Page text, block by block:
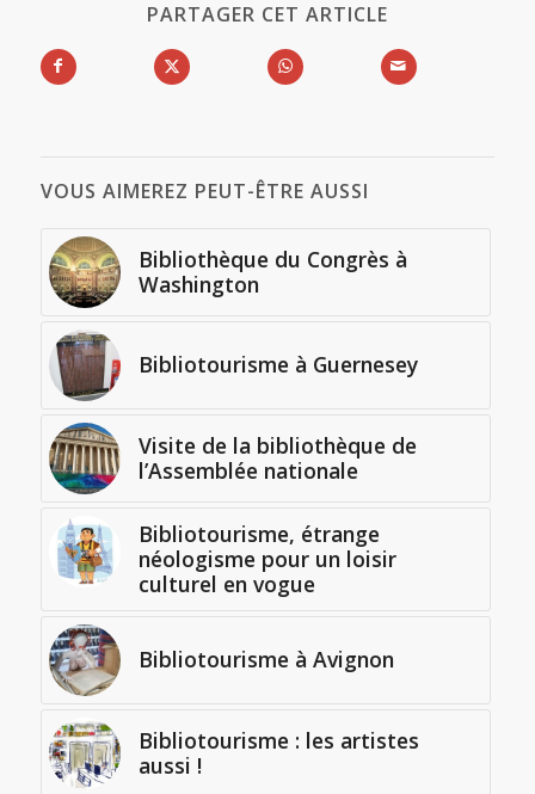
PARTAGER CET ARTICLE
VOUS AIMEREZ PEUT-ÊTRE AUSSI
Bibliothèque du Congrès à
Washington
Bibliotourisme à Guernesey
Visite de la bibliothèque de
l’Assemblée nationale
Bibliotourisme, étrange
néologisme pour un loisir
culturel en vogue
Bibliotourisme à Avignon
Bibliotourisme : les artistes
aussi !